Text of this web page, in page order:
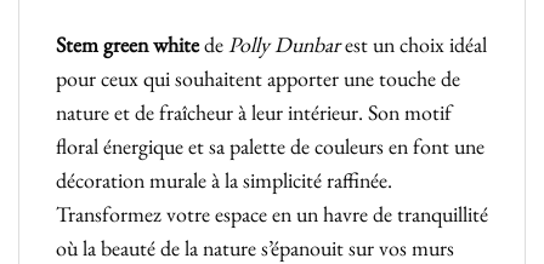
Stem green whitedePolly Dunbarest un choix idéal
pour ceux qui souhaitent apporter une touche de
nature et de fraîcheur à leur intérieur. Son motif
floral énergique et sa palette de couleurs en font une
décoration murale à la simplicité raffinée.
Transformez votre espace en un havre de tranquillité
où la beauté de la nature s’épanouit sur vos murs